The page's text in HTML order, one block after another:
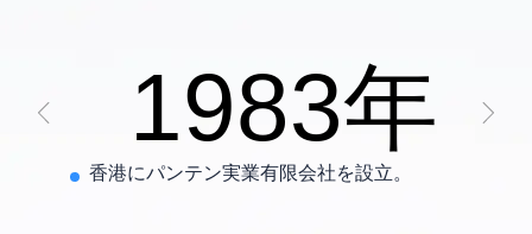
1983年
香港にパンテン実業有限会社を設立。